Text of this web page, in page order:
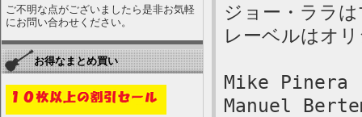
ご不明な点がございましたら是非お気軽
にお問い合わせください。
お得なまとめ買い
ジョー・ララ
レーベルはオ
Mike
Manuel